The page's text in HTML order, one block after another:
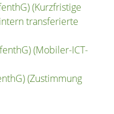
(Kurzfristige
transferierte
(Mobiler-ICT-
(Zustimmung